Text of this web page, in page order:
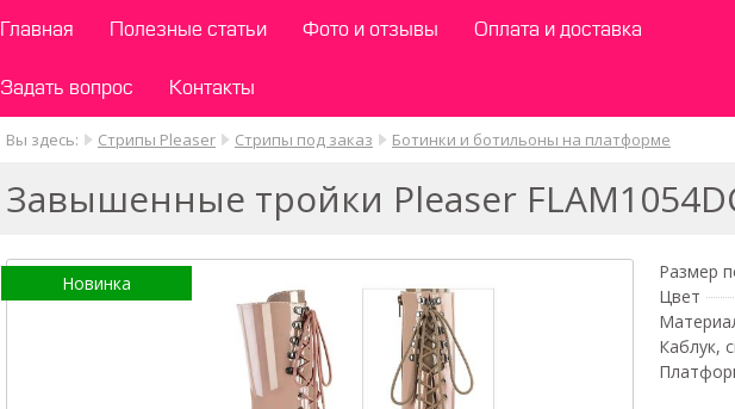
Главная Полезные статьи Фото и отзывы Оплата и доставка
Задать вопрос Контакты
Вы здесь: Стрипы Pleaser Стрипы под заказ Ботинки и ботильоны на платформе
Завышенные тройки Pleaser
Новинка
Размер
Цвет
Каблук,